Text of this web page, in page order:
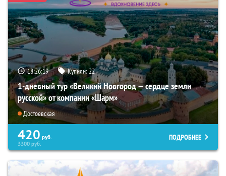
18:26:18 Купили:22
1-дневный тур «Великий Новгород — сердце земли
русской» от компании «Шарм»
Достоевская
420 руб.
3300руб.
ПОДРОБНЕЕ